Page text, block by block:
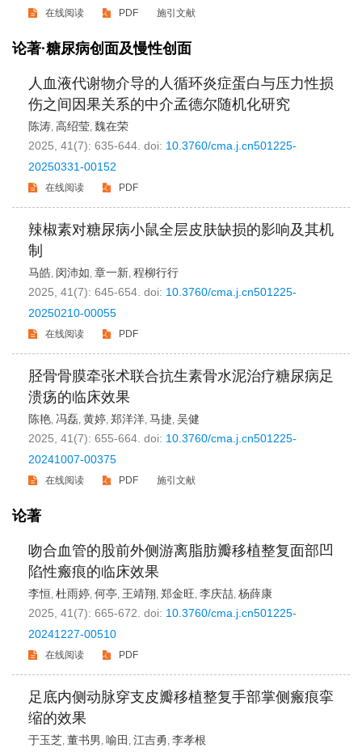
在线阅读 PDF 施引文献
论著·糖尿病创面及慢性创面
人血液代谢物介导的人循环炎症蛋白与压力性损
伤之间因果关系的中介孟德尔随机化研究
陈涛, 高绍莹, 魏在荣
2025, 41(7): 635-644. doi: 10.3760/cma.j.cn501225-
20250331-00152
在线阅读 PDF
辣椒素对糖尿病小鼠全层皮肤缺损的影响及其机
制
马皓, 闵沛如, 章一新, 程柳行行
2025, 41(7): 645-654. doi: 10.3760/cma.j.cn501225-
20250210-00055
在线阅读 PDF
胫骨骨膜牵张术联合抗生素骨水泥治疗糖尿病足
溃疡的临床效果
陈艳, 冯磊, 黄婷, 郑洋洋, 马捷, 吴健
2025, 41(7): 655-664. doi: 10.3760/cma.j.cn501225-
20241007-00375
在线阅读 PDF 施引文献
论著
吻合血管的股前外侧游离脂肪瓣移植整复面部凹
陷性瘢痕的临床效果
李恒, 杜雨婷, 何亭, 王靖翔, 郑金旺, 李庆喆, 杨薛康
2025, 41(7): 665-672. doi: 10.3760/cma.j.cn501225-
20241227-00510
在线阅读 PDF
足底内侧动脉穿支皮瓣移植整复手部掌侧瘢痕挛
缩的效果
于玉芝, 董书男 , 喻田 , 江吉勇, 李孝根